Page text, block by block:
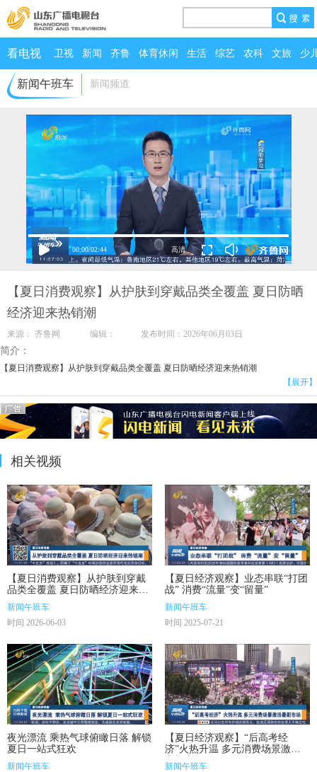
看电视 卫视 新闻 齐鲁 体育休闲 生活 综艺 农科 文旅 少
新闻午班车 新闻频道
00:00/02:44
【夏日消费观察】从护肤到穿戴品类全覆盖 夏日防晒
经济迎来热销潮
来源： 齐鲁网 编辑： 发布时间：2026年06月03日
简介：
【夏日消费观察】从护肤到穿戴品类全覆盖 夏日防晒经济迎来热销潮
【展开】
相关视频
【夏日消费观察】从护肤到穿戴
品类全覆盖 夏日防晒经济迎来热
销潮
新闻午班车
时间 2026-06-03
【夏日经济观察】业态串联“打团
战” 消费“流量”变“留量”
新闻午班车
时间 2025-07-21
夜光漂流 乘热气球俯瞰日落 解锁
夏日一站式狂欢
新闻午班车
【夏日经济观察】“后高考经
济”火热升温 多元消费场景激活
暑期市场
新闻午班车